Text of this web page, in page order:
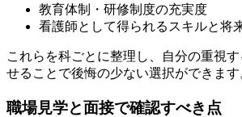
教育体制・研修制度の充実度
看護師として得られるスキルと将
これらを科ごとに整理し、自分の重視
せることで後悔の少ない選択ができます
職場見学と面接で確認すべき点